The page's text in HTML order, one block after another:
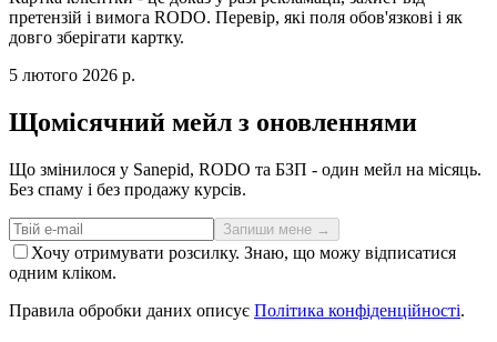
претензій і вимога RODO. Перевір, які поля обов'язкові і як
довго зберігати картку.
5 лютого 2026 р.
Щомісячний мейл з оновленнями
Що змінилося у Sanepid, RODO та БЗП - один мейл на місяць.
Без спаму і без продажу курсів.
Запиши мене →
Хочу отримувати розсилку. Знаю, що можу відписатися
одним кліком.
Правила обробки даних описує Політика конфіденційності.